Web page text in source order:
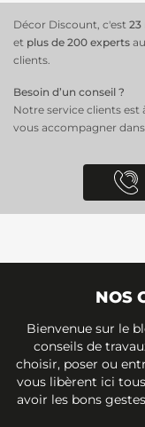
Décor Discount, c'est 23
et plus de 200 experts
clients.
Besoin d’un conseil ?
Notre service clients
vous accompagner
NOS
Bienvenue sur le
conseils de
choisir, poser ou
vous libèrent ici
avoir les bons